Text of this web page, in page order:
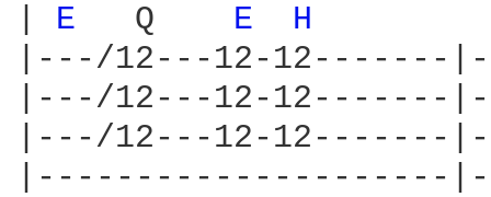
E
  Q
E H
|---/12---12-
|---/12---12-
|---/12---12-
|---------------------